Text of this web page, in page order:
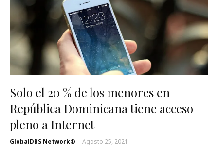
Solo el 20 % de los menores en
República Dominicana tiene acceso
pleno a Internet
GlobalDBS Network® - Agosto 25, 2021